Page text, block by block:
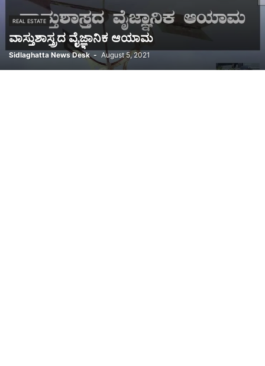
REAL ESTATE
ವಾಸ್ತುಶಾಸ್ತ್ರದ ವೈಜ್ಞಾನಿಕ ಆಯಾಮ
Sidlaghatta News Desk - August 5, 2021